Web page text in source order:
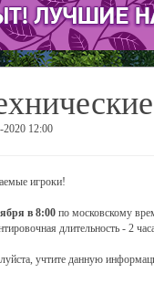
2020 12:00
игроки!
в 8:00 по московскому
длительность - 2
учтите данную